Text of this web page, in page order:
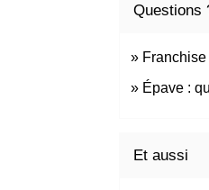
Questions
Épave :
Et aussi